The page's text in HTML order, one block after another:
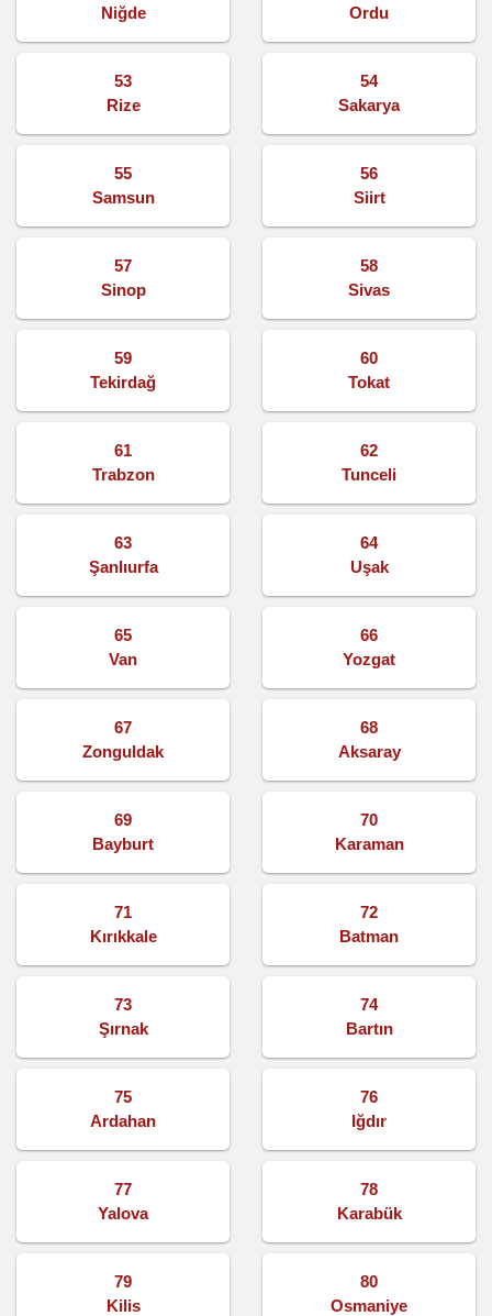
Niğde Ordu
53
Rize
54
Sakarya
55
Samsun
56
Siirt
57
Sinop
58
Sivas
59
Tekirdağ
60
Tokat
61
Trabzon
62
Tunceli
63
Şanlıurfa
64
Uşak
65
Van
66
Yozgat
67
Zonguldak
68
Aksaray
69
Bayburt
70
Karaman
71
Kırıkkale
72
Batman
73
Şırnak
74
Bartın
75
Ardahan
76
Iğdır
77
Yalova
78
Karabük
79
Kilis
80
Osmaniye